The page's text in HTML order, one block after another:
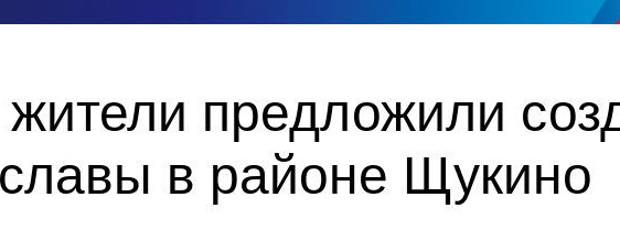
предложили
в районе Щукино